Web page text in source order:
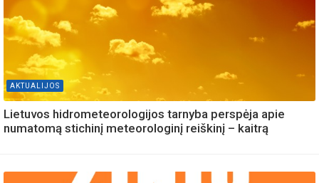
AKTUALIJOS
Lietuvos hidrometeorologijos tarnyba perspėja apie
numatomą stichinį meteorologinį reiškinį – kaitrą